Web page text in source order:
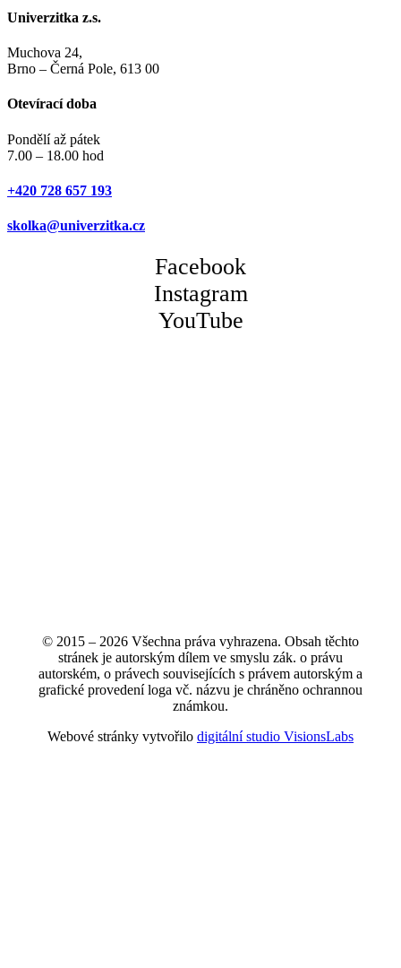
Univerzitka z.s.
Muchova 24,
Brno – Černá Pole, 613 00
Otevírací doba
Pondělí až pátek
7.00 – 18.00 hod
+420 728 657 193
skolka@univerzitka.cz
Facebook
Instagram
YouTube
© 2015 – 2026 Všechna práva vyhrazena. Obsah těchto
stránek je autorským dílem ve smyslu zák. o právu
autorském, o právech souvisejících s právem autorským a
grafické provedení loga vč. názvu je chráněno ochrannou
známkou.
Webové stránky vytvořilo digitální studio VisionsLabs